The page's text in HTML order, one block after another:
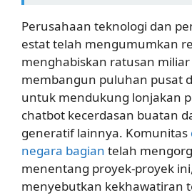
Perusahaan teknologi dan
estat telah mengumumkan
menghabiskan ratusan
membangun puluhan pusat
untuk mendukung lonjakan
chatbot kecerdasan buatan
generatif lainnya. Komunitas
negara bagian telah
menentang proyek-proyek
menyebutkan kekhawatiran